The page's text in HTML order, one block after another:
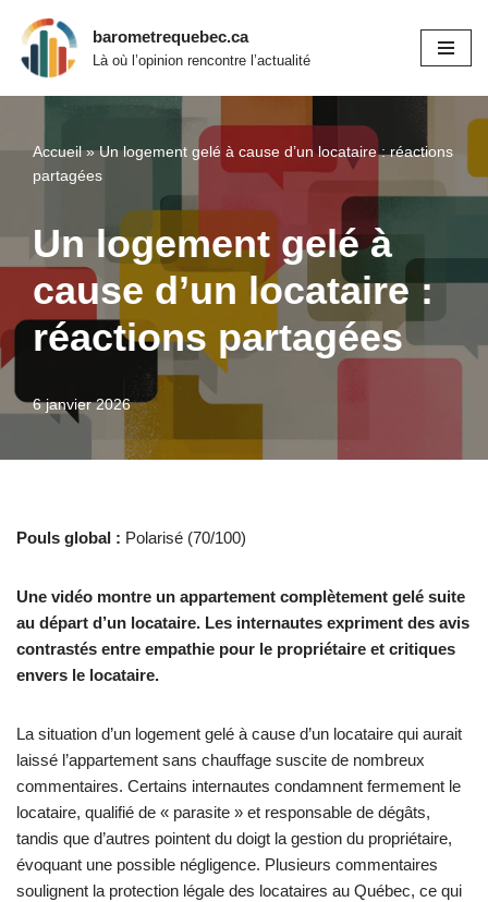
Aller
barometrequebec.ca
Là où l’opinion rencontre l’actualité
Accueil»Un logement gelé à cause d’un locataire : réactions
partagées
Un logement gelé à
cause d’un locataire :
réactions partagées
6 janvier 2026
Pouls global : Polarisé (70/100)
Une vidéo montre un appartement complètement gelé suite
au départ d’un locataire. Les internautes expriment des avis
contrastés entre empathie pour le propriétaire et critiques
envers le locataire.
La situation d’un logement gelé à cause d’un locataire qui aurait
laissé l’appartement sans chauffage suscite de nombreux
commentaires. Certains internautes condamnent fermement le
locataire, qualifié de « parasite » et responsable de dégâts,
tandis que d’autres pointent du doigt la gestion du propriétaire,
évoquant une possible négligence. Plusieurs commentaires
soulignent la protection légale des locataires au Québec, ce qui